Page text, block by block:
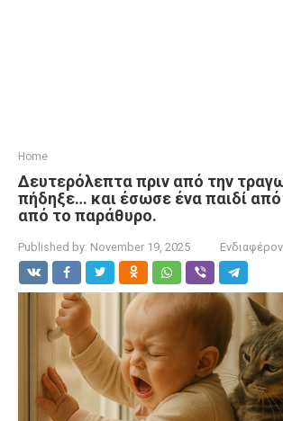
Home
Δευτερόλεπτα πριν από την
πήδηξε… και έσωσε ένα παιδί από
από το παράθυρο.
Published by: November 19, 2025 Ενδιαφέρον